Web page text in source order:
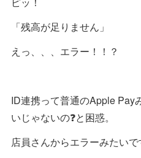
「残高が足りません」
えっ、、、エラー！！？
ID連携って普通のApple Pay
いじゃないの❓と困惑。
店員さんからエラーみたい